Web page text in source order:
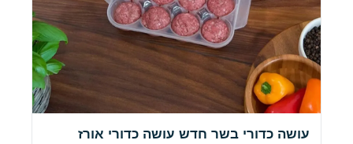
עושה כדורי בשר חדש עושה כדורי אורז